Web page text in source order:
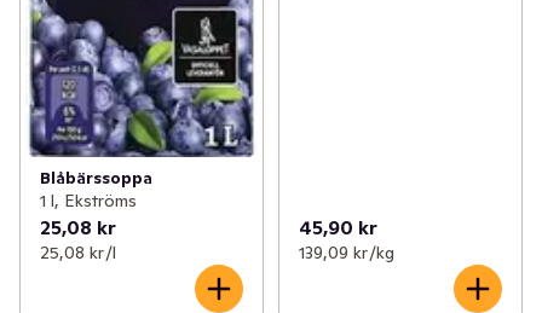
Blåbärssoppa
1 l, Ekströms
25,08 kr
25,08 kr /l
45,90 kr
139,09 kr /kg